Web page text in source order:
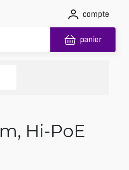
compte
panier
Hi-PoE